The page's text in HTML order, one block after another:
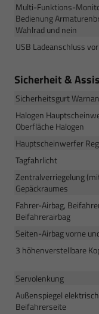
Multi-Funktions-
Bedienung
Wahlrad und nein
USB Ladeanschluss
Sicherheit &
Sicherheitsgurt
Halogen
Oberfläche Halogen
Hauptscheinwerfer
Tagfahrlicht
Zentralverriegelung
Gepäckraumes
Fahrer-Airbag,
Beifahrerairbag
Seiten-Airbag vorne
3 höhenverstellbare
Servolenkung
Außenspiegel
Beifahrerseite